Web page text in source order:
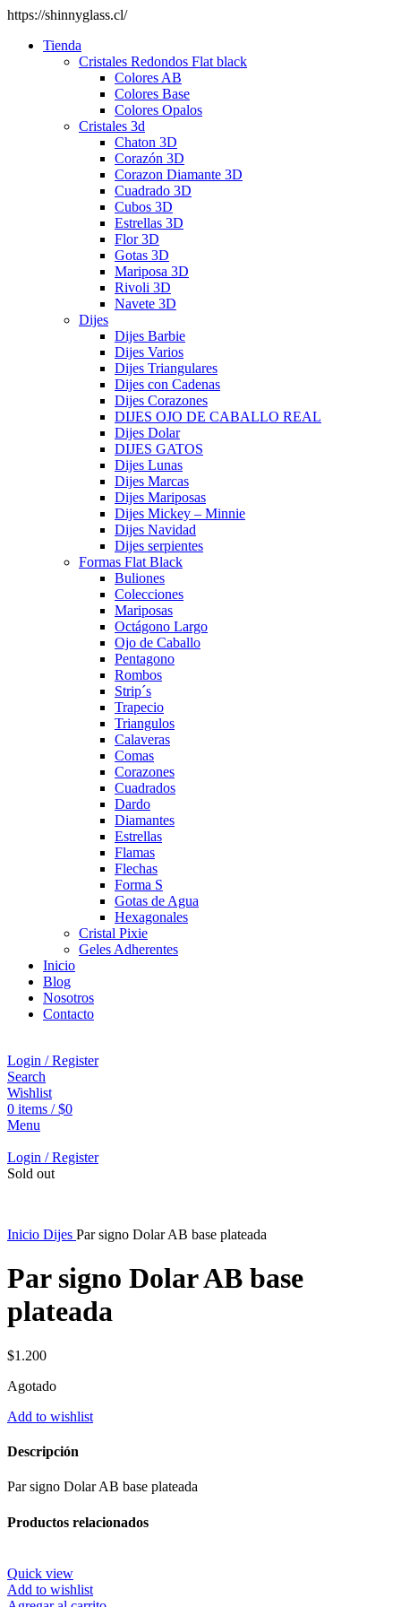
https://shinnyglass.cl/
Tienda
Cristales Redondos Flat black
Colores AB
Colores Base
Colores Opalos
Cristales 3d
Chaton 3D
Corazón 3D
Corazon Diamante 3D
Cuadrado 3D
Cubos 3D
Estrellas 3D
Flor 3D
Gotas 3D
Mariposa 3D
Rivoli 3D
Navete 3D
Dijes
Dijes Barbie
Dijes Varios
Dijes Triangulares
Dijes con Cadenas
Dijes Corazones
DIJES OJO DE CABALLO REAL
Dijes Dolar
DIJES GATOS
Dijes Lunas
Dijes Marcas
Dijes Mariposas
Dijes Mickey – Minnie
Dijes Navidad
Dijes serpientes
Formas Flat Black
Buliones
Colecciones
Mariposas
Octágono Largo
Ojo de Caballo
Pentagono
Rombos
Strip´s
Trapecio
Triangulos
Calaveras
Comas
Corazones
Cuadrados
Dardo
Diamantes
Estrellas
Flamas
Flechas
Forma S
Gotas de Agua
Hexagonales
Cristal Pixie
Geles Adherentes
Inicio
Blog
Nosotros
Contacto
Login / Register
Search
Wishlist
0 items / $0
Menu
Login / Register
Sold out
Inicio Dijes Par signo Dolar AB base plateada
Par signo Dolar AB base
plateada
$1.200
Agotado
Add to wishlist
Descripción
Par signo Dolar AB base plateada
Productos relacionados
Quick view
Add to wishlist